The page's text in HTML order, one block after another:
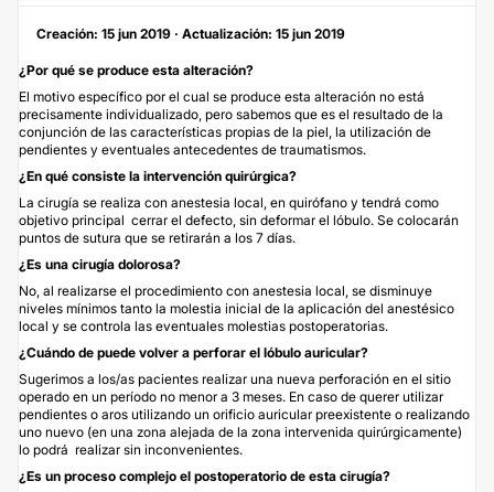
Creación: 15 jun 2019 · Actualización: 15 jun 2019
¿Por qué se produce esta alteración?
El motivo específico por el cual se produce esta alteración no está
precisamente individualizado, pero sabemos que es el resultado de la
conjunción de las características propias de la piel, la utilización de
pendientes y eventuales antecedentes de traumatismos.
¿En qué consiste la intervención quirúrgica?
La cirugía se realiza con anestesia local, en quirófano y tendrá como
objetivo principal cerrar el defecto, sin deformar el lóbulo. Se colocarán
puntos de sutura que se retirarán a los 7 días.
¿Es una cirugía dolorosa?
No, al realizarse el procedimiento con anestesia local, se disminuye
niveles mínimos tanto la molestia inicial de la aplicación del anestésico
local y se controla las eventuales molestias postoperatorias.
¿Cuándo de puede volver a perforar el lóbulo auricular?
Sugerimos a los/as pacientes realizar una nueva perforación en el sitio
operado en un período no menor a 3 meses. En caso de querer utilizar
pendientes o aros utilizando un orificio auricular preexistente o realizando
uno nuevo (en una zona alejada de la zona intervenida quirúrgicamente)
lo podrá realizar sin inconvenientes.
¿Es un proceso complejo el postoperatorio de esta cirugía?